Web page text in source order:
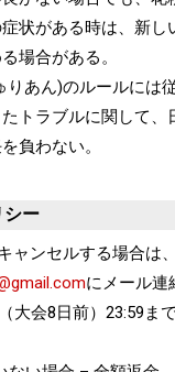
状がある時は、新し
場合がある。
りあん)のルールには従
トラブルに関して、
負わない。
シー
ャンセルする場合は
にメール連
大会8日前）23:59ま